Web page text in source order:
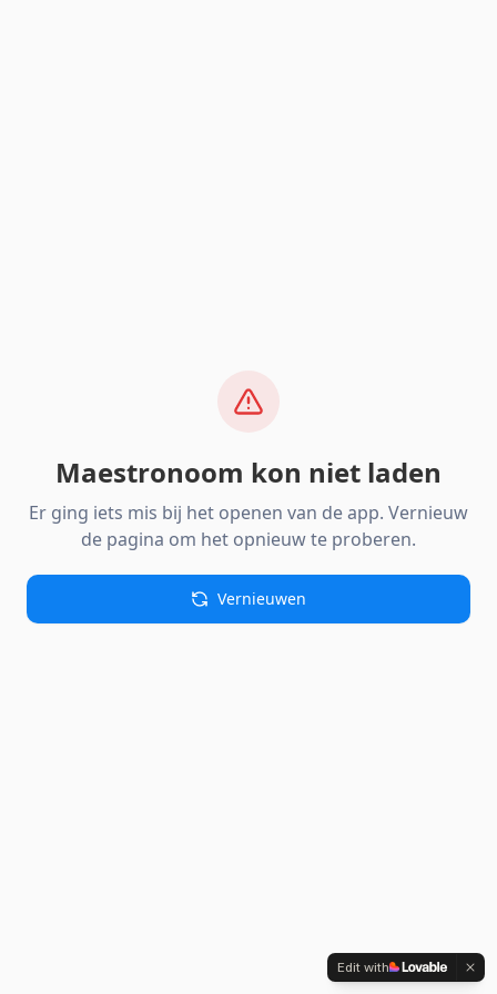
Maestronoom kon niet laden
Er ging iets mis bij het openen van de app. Vernieuw
de pagina om het opnieuw te proberen.
Vernieuwen
Edit with